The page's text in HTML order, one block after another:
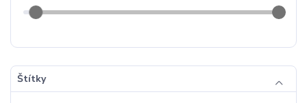
Štítky